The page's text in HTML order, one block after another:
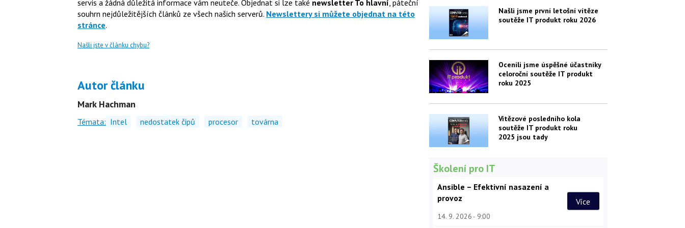
servis a žádná důležitá informace vám neuteče. Objednat si lze také newsletter To hlavní, páteční
souhrn nejdůležitějších článků ze všech našich serverů. Newslettery si můžete objednat na této
stránce.
Našli jste v článku chybu?
Autor článku
Mark Hachman
Témata: Intel nedostatek čipů procesor továrna
Našli jsme první letošní vítěze
soutěže IT produkt roku 2026
Ocenili jsme úspěšné účastníky
celoroční soutěže IT produkt
roku 2025
Vítězové posledního kola
soutěže IT produkt roku
2025 jsou tady
Školení pro IT
Ansible – Efektivní nasazení a
provoz
14. 9. 2026 9:00
Více